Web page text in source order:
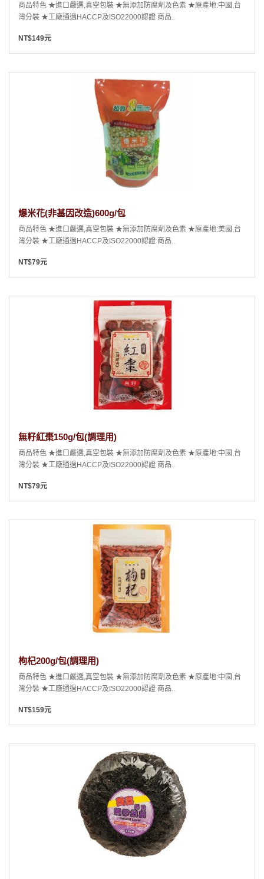
商品特色 ★進口嚴選,真空包裝 ★無添加防腐劑及色素 ★原產地:中國,台
灣分裝 ★工廠通過HACCP及ISO22000認證 商品..
NT$149元
爆米花(非基因改造)600g/包
商品特色 ★進口嚴選,真空包裝 ★無添加防腐劑及色素 ★原產地:美國,台
灣分裝 ★工廠通過HACCP及ISO22000認證 商品..
NT$79元
無籽紅棗150g/包(調理用)
商品特色 ★進口嚴選,真空包裝 ★無添加防腐劑及色素 ★原產地:中國,台
灣分裝 ★工廠通過HACCP及ISO22000認證 商品..
NT$79元
枸杞200g/包(調理用)
商品特色 ★進口嚴選,真空包裝 ★無添加防腐劑及色素 ★原產地:中國,台
灣分裝 ★工廠通過HACCP及ISO22000認證 商品..
NT$159元